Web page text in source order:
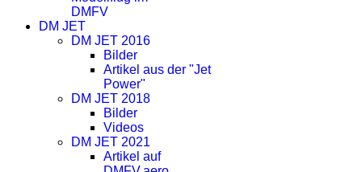
DMFV
DM JET
DM JET 2016
Bilder
Artikel aus der "Jet
Power"
DM JET 2018
Bilder
Videos
DM JET 2021
Artikel auf